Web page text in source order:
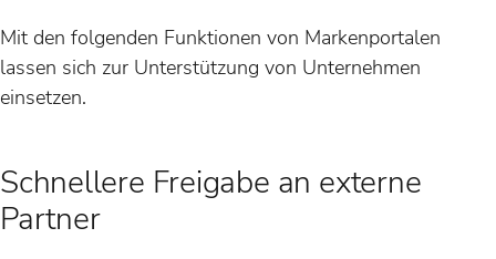
Mit den folgenden Funktionen von Markenportalen
lassen sich zur Unterstützung von Unternehmen
einsetzen.
Schnellere Freigabe an externe
Partner